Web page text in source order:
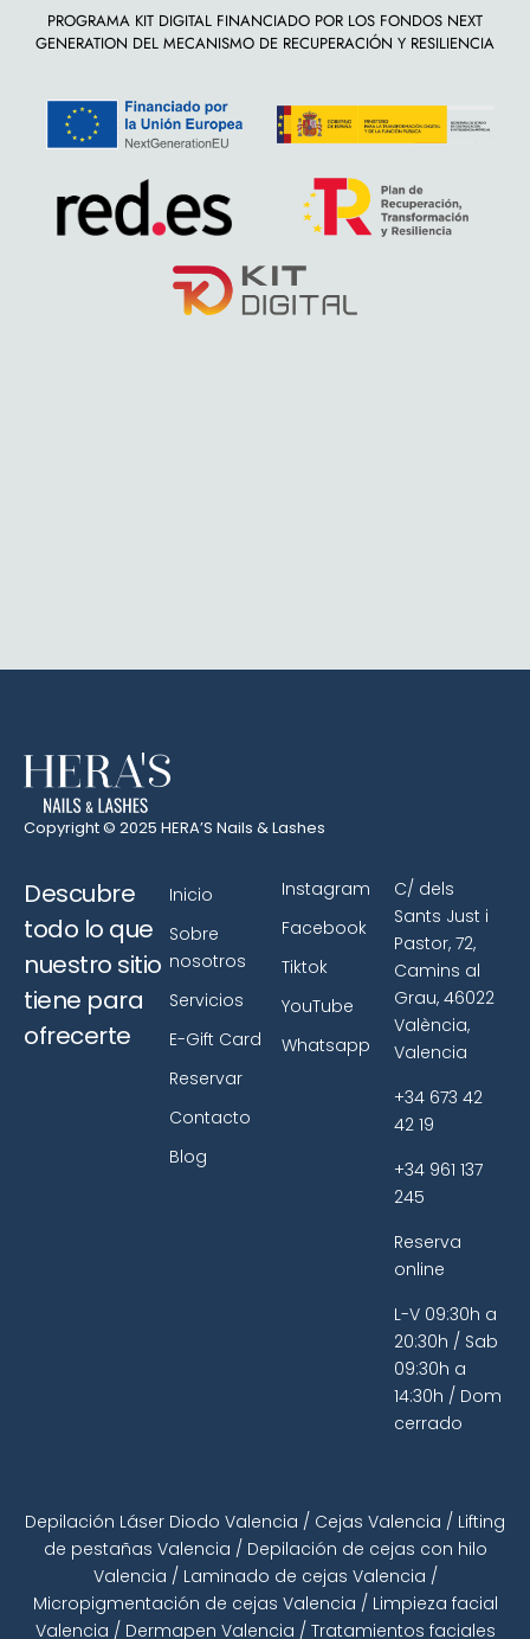
PROGRAMA KIT DIGITAL FINANCIADO POR LOS FONDOS NEXT
GENERATION DEL MECANISMO DE RECUPERACIÓN Y RESILIENCIA
Copyright © 2025 HERA’S Nails & Lashes
Descubre
todo lo que
nuestro sitio
tiene para
ofrecerte
Inicio
Sobre
nosotros
Servicios
E-Gift Card
Reservar
Contacto
Blog
Instagram
Facebook
Tiktok
YouTube
Whatsapp
C/ dels
Sants Just i
Pastor, 72,
Camins al
Grau, 46022
València,
Valencia
+34 673 42
42 19
+34 961 137
245
Reserva
online
L-V 09:30h a
20:30h / Sab
09:30h a
14:30h / Dom
cerrado
Depilación Láser Diodo Valencia / Cejas Valencia / Lifting
de pestañas Valencia / Depilación de cejas con hilo
Valencia / Laminado de cejas Valencia /
Micropigmentación de cejas Valencia / Limpieza facial
Valencia / Dermapen Valencia / Tratamientos faciales